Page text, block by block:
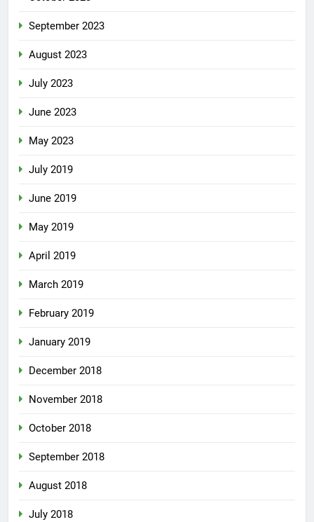
September 2023
August 2023
July 2023
June 2023
May 2023
July 2019
June 2019
May 2019
April 2019
March 2019
February 2019
January 2019
December 2018
November 2018
October 2018
September 2018
August 2018
July 2018